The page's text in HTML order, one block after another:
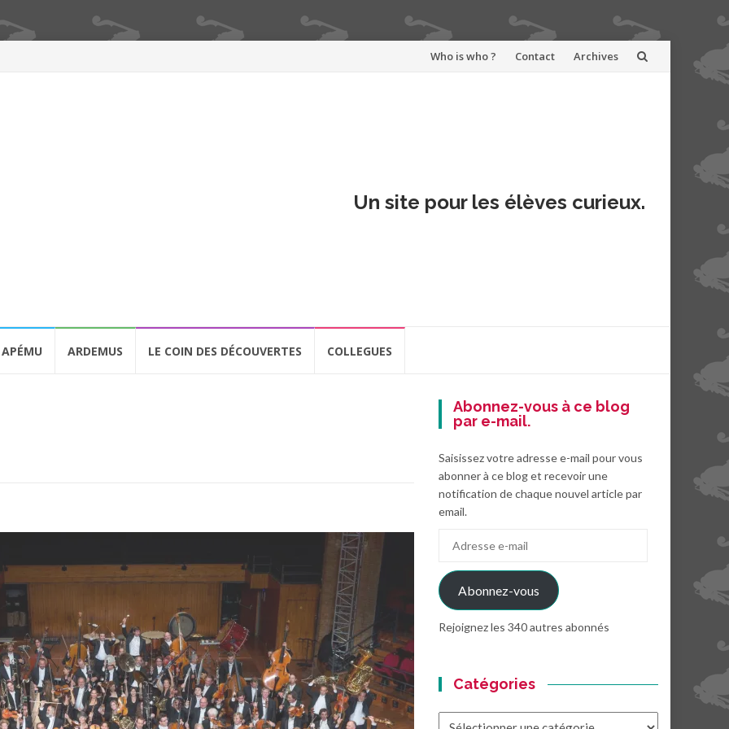
Aller
Who is who ? Contact Archives
Un site pour les élèves curieux.
APÉMU ARDEMUS LE COIN DES DÉCOUVERTES COLLEGUES
Abonnez-vous à ce blog
par e-mail.
Saisissez votre adresse e-mail pour vous
abonner à ce blog et recevoir une
notification de chaque nouvel article par
email.
mail
Abonnez-vous
Rejoignez les 340 autres abonnés
Catégories